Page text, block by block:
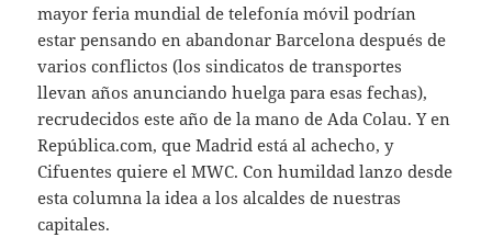
mayor feria mundial de telefonía móvil podrían
estar pensando en abandonar Barcelona después de
varios conflictos (los sindicatos de transportes
llevan años anunciando huelga para esas fechas),
recrudecidos este año de la mano de Ada Colau. Y en
República.com, que Madrid está al achecho, y
Cifuentes quiere el MWC. Con humildad lanzo desde
esta columna la idea a los alcaldes de nuestras
capitales.